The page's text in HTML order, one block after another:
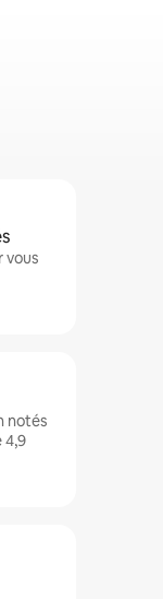
vous
notés
4,9